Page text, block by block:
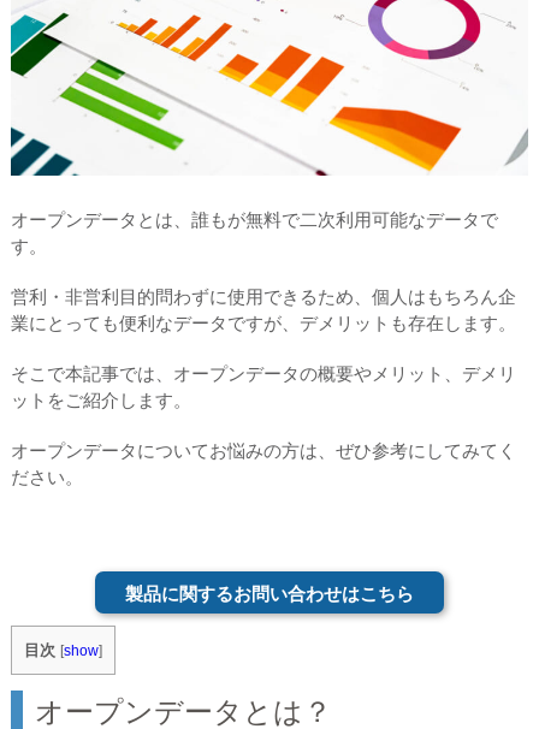
オープンデータとは、誰もが無料で二次利用可能なデータで
す。
営利・非営利目的問わずに使用できるため、個人はもちろん企
業にとっても便利なデータですが、デメリットも存在します。
そこで本記事では、オープンデータの概要やメリット、デメリ
ットをご紹介します。
オープンデータについてお悩みの方は、ぜひ参考にしてみてく
ださい。
製品に関するお問い合わせはこちら
目次 [show]
オープンデータとは？